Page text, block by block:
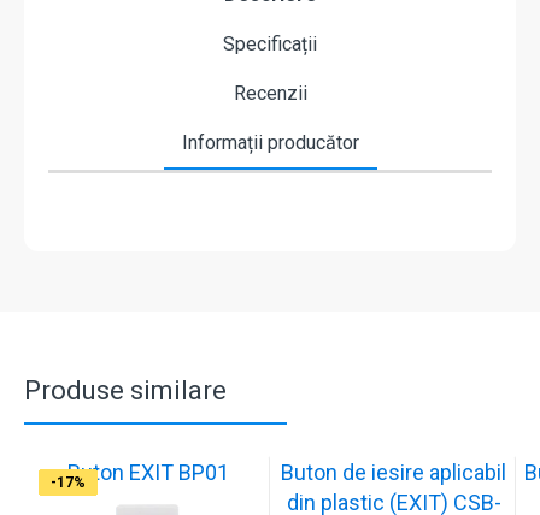
Specificații
Recenzii
Informații producător
Produse similare
-17%Buton EXIT BP01
-17%
Buton de iesire aplicabil
din plastic (EXIT) CSB-
-17%
-17%
-17%
-18%
-18%
-18%
-17%
-17%